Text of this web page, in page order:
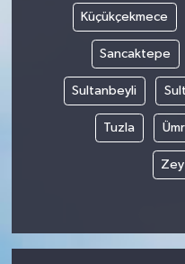
Küçükçekmece
Sancaktepe
Sultanbeyli
Tuzla